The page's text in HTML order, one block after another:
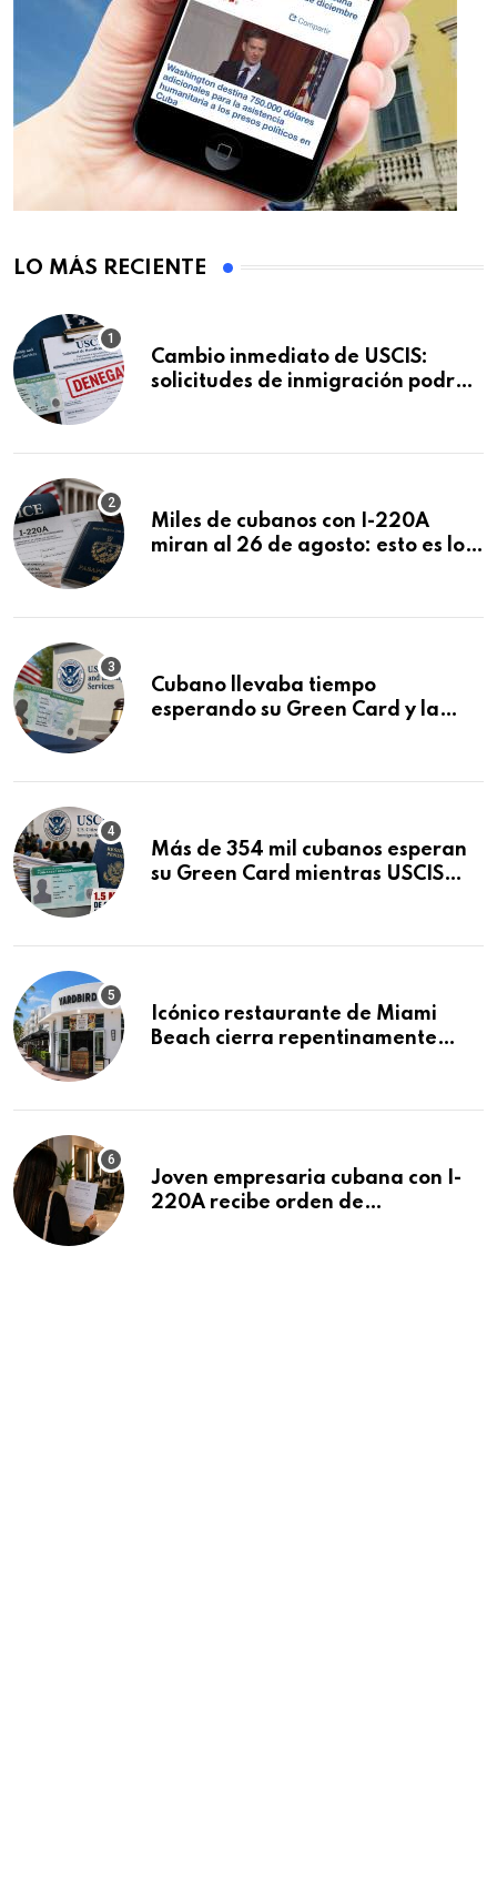
LO MÁS RECIENTE
Cambio inmediato de USCIS:
solicitudes de inmigración podrán
Miles de cubanos con I-220A
miran al 26 de agosto: esto es lo
Cubano llevaba tiempo
esperando su Green Card y la
Más de 354 mil cubanos esperan
su Green Card mientras USCIS
Icónico restaurante de Miami
Beach cierra repentinamente
Joven empresaria cubana con I-
220A recibe orden de